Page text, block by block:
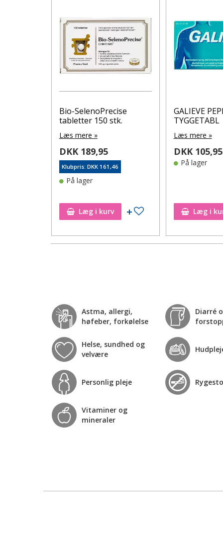
Tilføj til ønskeseddel
Bio-SelenoPrecise
tabletter 150 stk.
Læs mere »
DKK 189,95
Klubpris: DKK 161,46
På lager
Læg i kurv Tilføj til ønskeseddel
GALIEVE
TYGGETABL
Læs mere »
DKK 105,95
På lager
Læg i
Astma, allergi,
høfeber, forkølelse
Diarré
Helse, sundhed og
velvære
Personlig pleje
Vitaminer og
mineraler